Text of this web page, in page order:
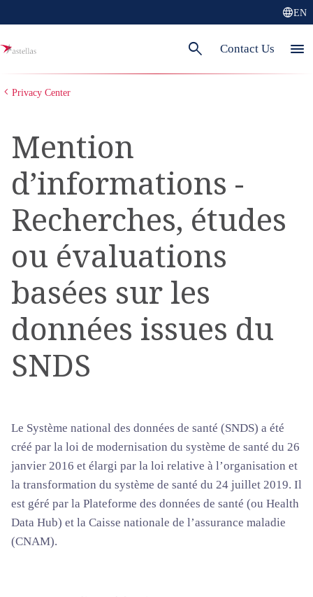
languageEN
search Contact Us menu
Privacy Center
Mention
d’informations -
Recherches, études
ou évaluations
basées sur les
données issues du
SNDS
Le Système national des données de santé (SNDS) a été
créé par la loi de modernisation du système de santé du 26
janvier 2016 et élargi par la loi relative à l’organisation et
la transformation du système de santé du 24 juillet 2019. Il
est géré par la Plateforme des données de santé (ou Health
Data Hub) et la Caisse nationale de l’assurance maladie
(CNAM).